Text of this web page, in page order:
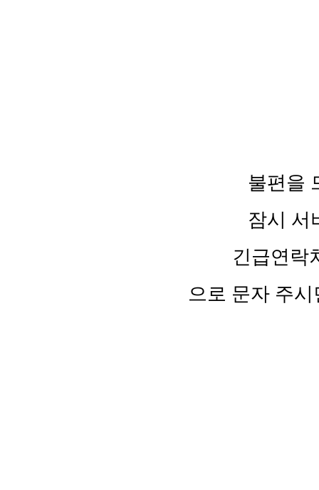
불편을
잠시 서
긴급연락
으로 문자 주